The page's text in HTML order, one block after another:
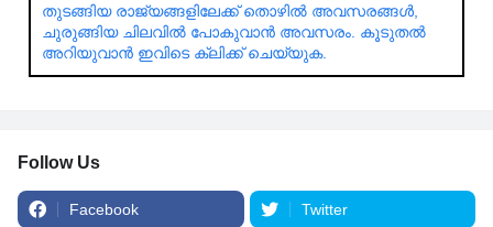
തുടങ്ങിയ രാജ്യങ്ങളിലേക്ക് തൊഴിൽ അവസരങ്ങൾ,
ചുരുങ്ങിയ ചിലവിൽ പോകുവാൻ അവസരം. കൂടുതൽ
അറിയുവാൻ ഇവിടെ ക്ലിക്ക് ചെയ്യുക.
Follow Us
Facebook Twitter